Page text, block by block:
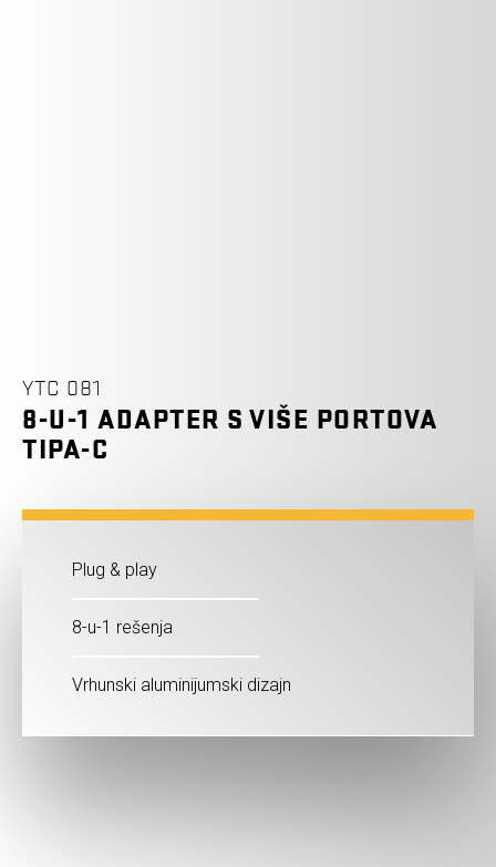
YTC 081
8-U-1 ADAPTER S VIŠE PORTOVA
TIPA-C
Plug & play
8-u-1 rešenja
Vrhunski aluminijumski dizajn